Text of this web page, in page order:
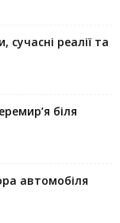
сучасні реалії та
біля
автомобіля